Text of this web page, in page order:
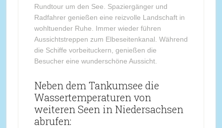
Rundtour um den See. Spaziergänger und
Radfahrer genießen eine reizvolle Landschaft in
wohltuender Ruhe. Immer wieder führen
Aussichtstreppen zum Elbeseitenkanal. Während
die Schiffe vorbeituckern, genießen die
Besucher eine wunderschöne Aussicht.
Neben dem Tankumsee die
Wassertemperaturen von
weiteren Seen in Niedersachsen
abrufen: